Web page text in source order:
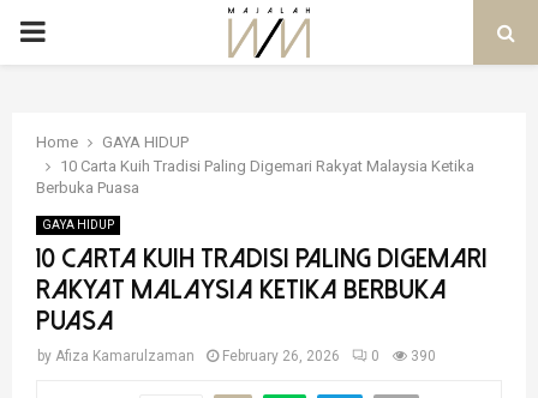
PRIMARY
Home
GAYA HIDUP
10 Carta Kuih Tradisi Paling Digemari Rakyat Malaysia Ketika
Berbuka Puasa
GAYA HIDUP
10 Carta Kuih Tradisi Paling Digemari
Rakyat Malaysia Ketika Berbuka
Puasa
by Afiza Kamarulzaman February 26, 2026 0 390